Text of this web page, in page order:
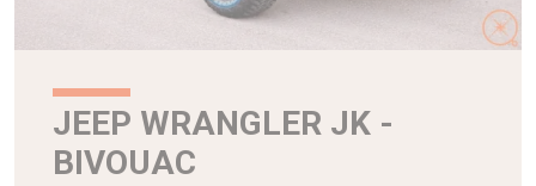
JEEP WRANGLER JK -
BIVOUAC